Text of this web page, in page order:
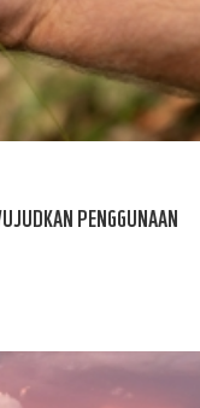
PENGGUNAAN